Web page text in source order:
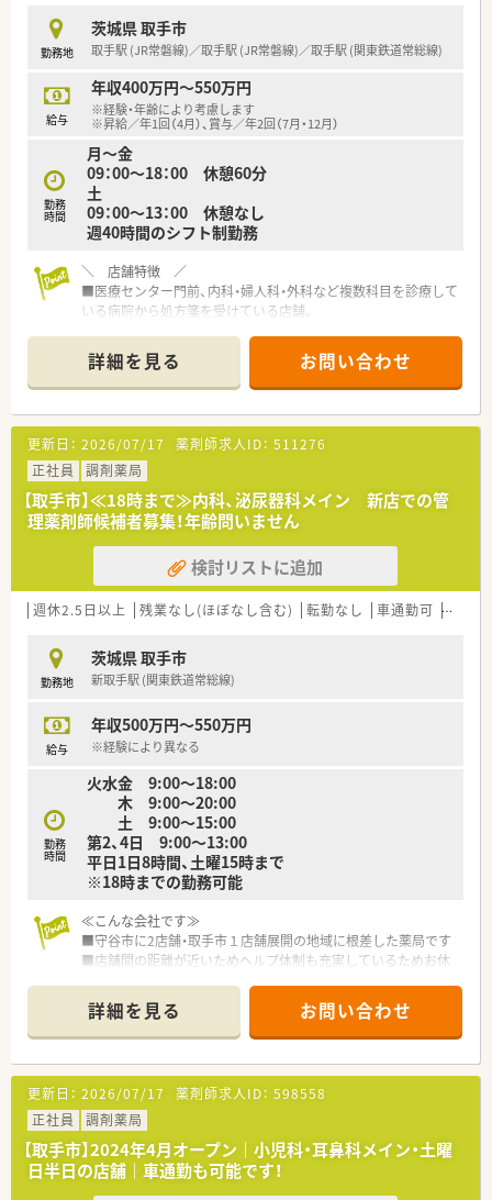
■全国の大学病院総数に対する出店割合 約50%
■従業員の男女比率 4:7（女性が多め）
■在宅医療の実施実績 90%以上
■かかりつけ薬剤師の在籍店舗割合 86%
≪安心して長く働ける福利厚生制度！≫
働きやすさを追求した職場環境と、ライフステージに合わせた福
利厚生を充実させています。
ひとり暮らしの方や子育てをしながら働く方など、様々なサポー
トございます！
結婚や出産などのライフステージに変化がある際など、安心して
働き続けることが可能です。
≪こんな方を募集中≫
■豊富な在宅業務のご経験を活かしたい方
■マネジメント等のご経験があり、そのスキルを活かしてキャリ
勤務地
茨城県 取手市
取手駅 (JR常磐線)／取手駅 (JR常磐線)／取手駅 (関東鉄道常総線)
給与
年収400万円～550万円
※経験・年齢により考慮します
※昇給／年1回（4月）、賞与／年2回（7月・12月）
勤務
時間
月～金
09：00～18：00 休憩60分
土
09：00～13：00 休憩なし
週40時間のシフト制勤務
＼ 店舗特徴 ／
■医療センター門前、内科・婦人科・外科など複数科目を診療して
いる病院から処方箋を受けている店舗。
おります。
■総合病院の門前薬局でやりがい抜群！残業も少なめでメリハリ
付けた勤務が可能。
※配属先は面接後に最終提示となります※
＼ 企業の特徴 ／
■大学病院や総合病院の門前薬局を中心に、全都道府県に約600
店舗以上の調剤薬局を展開しています。
(大学病院・総合病院を中心とした門前薬局への出店割合 約
63％)
■かかりつけ薬剤師の在籍店舗割合86%、在宅医療の実施実績
市場需要にしっかり対応していける体制のある薬局です。
■育休からの復帰者の定着率 97％と女性が長く働ける環境が
■年間休日は125日、有給休暇もしゅとく推奨！メリハリ付けた
勤務が可能です。
■多角的に事業を展開する同社では、薬剤師としての働き方は決
してひとつではありません。
まっすぐに歩める道があります。
調剤薬局で、在宅医療で、病院薬剤師として、管理部門として、
教育担当としてなどなど…活動領域は広がり続けています。
～ 在宅専任薬剤師・専門認定薬剤師を取得した薬剤師も活躍
中です ～
■入社1年目の方から中途入社の方まで、永続的に成長できる教
育制度を多数あり
大学病院での実務研修など、医療機関と連携して学べる機会も
あり、医療人として成長ができます。
全国どの薬局で働いても、患者さまに選ばれる薬剤師を目指す
ことができます！
新入社員集合研修、マンツーマン指導に基づくOJT 制度、e-
Learning による研修システム、
各種勉強会、接遇（CS）研修、管理薬剤師研修、学会発表奨励、教育
専任スタッフによる個別フォロー、
認定薬剤師取得補助、大学病院実務研修 ほか
詳細を見る お問い合わせ
更新日： 2026/07/17 薬剤師求人ID： 511276
正社員
調剤薬局
【取手市】≪18時まで≫内科、泌尿器科メイン 新店での管
理薬剤師候補者募集！年齢問いません
検討リストに追加
週休2.5日以上 残業なし(ほぼなし含む) 転勤なし 車通勤可 管理
勤務地
茨城県 取手市
新取手駅 (関東鉄道常総線)
給与
年収500万円～550万円
※経験により異なる
勤務
時間
火水金 9:00～18:00
木 9:00～20:00
土 9:00～15:00
第2、4日 9:00～13:00
平日1日8時間、土曜15時まで
※18時までの勤務可能
≪こんな会社です≫
■守谷市に2店舗・取手市１店舗展開の地域に根差した薬局です
■店舗間の距離が近いためヘルプ体制も充実しているためお休
■取手市に2023年2月に新規開局予定
■定年制を設けていないため、60歳以降でも給与は下がらずに
長くご勤務頂ける薬局です
■70代の方も現役でご活躍されています
■ご家族で運営しており風通しの良い会社です
≪こんな店舗です≫
隣接している内科、泌尿器科をメインに応需しています
薬剤師は常時2～3名在籍の薬局です
詳細を見る お問い合わせ
更新日： 2026/07/17 薬剤師求人ID： 598558
正社員
調剤薬局
【取手市】2024年4月オープン｜小児科・耳鼻科メイン・土曜
日半日の店舗｜車通勤も可能です！